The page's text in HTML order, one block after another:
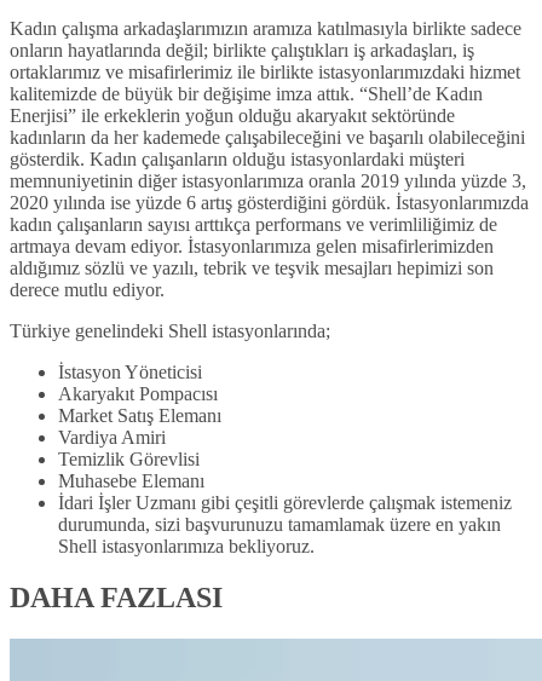
Kadın çalışma arkadaşlarımızın aramıza katılmasıyla birlikte sadece
onların hayatlarında değil; birlikte çalıştıkları iş arkadaşları, iş
ortaklarımız ve misafirlerimiz ile birlikte istasyonlarımızdaki hizmet
kalitemizde de büyük bir değişime imza attık. “Shell’de Kadın
Enerjisi” ile erkeklerin yoğun olduğu akaryakıt sektöründe
kadınların da her kademede çalışabileceğini ve başarılı olabileceğini
gösterdik. Kadın çalışanların olduğu istasyonlardaki müşteri
memnuniyetinin diğer istasyonlarımıza oranla 2019 yılında yüzde 3,
2020 yılında ise yüzde 6 artış gösterdiğini gördük. İstasyonlarımızda
kadın çalışanların sayısı arttıkça performans ve verimliliğimiz de
artmaya devam ediyor. İstasyonlarımıza gelen misafirlerimizden
aldığımız sözlü ve yazılı, tebrik ve teşvik mesajları hepimizi son
derece mutlu ediyor.
Türkiye genelindeki Shell istasyonlarında;
İstasyon Yöneticisi
Akaryakıt Pompacısı
Market Satış Elemanı
Vardiya Amiri
Temizlik Görevlisi
Muhasebe Elemanı
İdari İşler Uzmanı gibi çeşitli görevlerde çalışmak istemeniz
durumunda, sizi başvurunuzu tamamlamak üzere en yakın
Shell istasyonlarımıza bekliyoruz.
DAHA FAZLASI